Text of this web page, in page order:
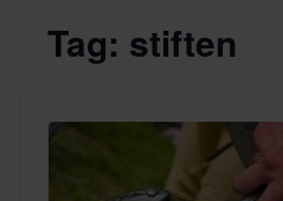
Tag: stiften